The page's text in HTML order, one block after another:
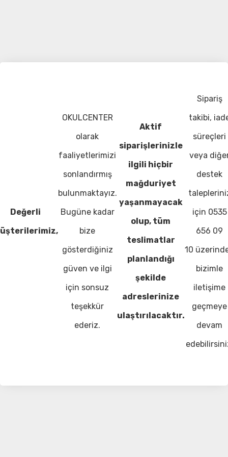
Değerli
OKULCENTER
olarak
faaliyetlerimizi
sonlandırmış
bulunmaktayız.
Bugüne kadar
bize
gösterdiğiniz
güven ve ilgi
için sonsuz
teşekkür
ederiz.
Aktif
siparişlerinizle
ilgili hiçbir
mağduriyet
yaşanmayacak
olup, tüm
teslimatlar
planlandığı
şekilde
adreslerinize
ulaştırılacaktır.
Sipariş
takibi,
süreçleri
veya
destek
için 0535
656 09
10
bizimle
iletişime
geçmeye
devam